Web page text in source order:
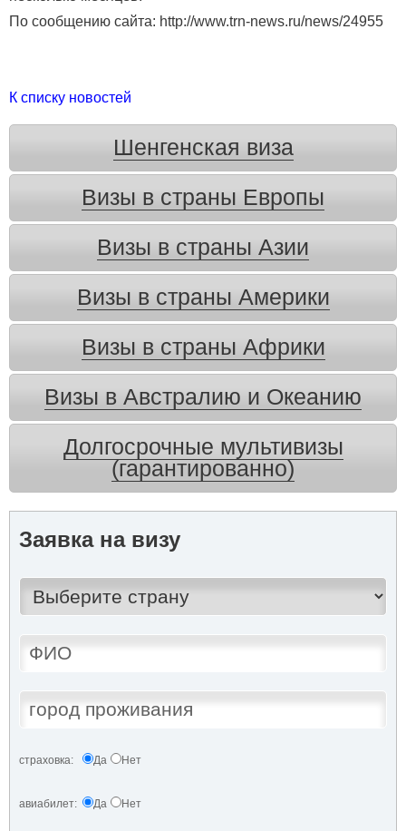
По сообщению сайта: http://www.trn-news.ru/news/24955
К списку новостей
Шенгенская виза
Визы в страны Европы
Визы в страны Азии
Визы в страны Америки
Визы в страны Африки
Визы в Австралию и Океанию
Долгосрочные мультивизы
(гарантированно)
Заявка на визу
страховка: Да Нет
авиабилет: Да Нет